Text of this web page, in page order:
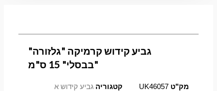
גביע קידוש קרמיקה "גלזורה"
"בבסלי" 15 ס"מ
מק"טUK46057 קטגוריה גביע קידוש א